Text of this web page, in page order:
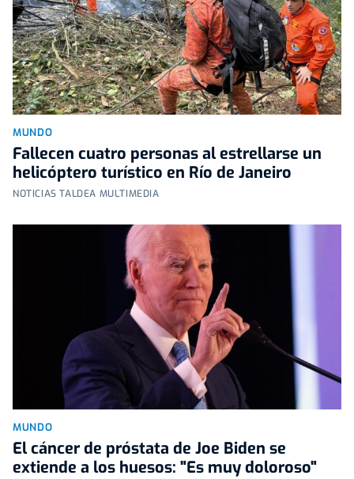
MUNDO
Fallecen cuatro personas al estrellarse un
helicóptero turístico en Río de Janeiro
NOTICIAS TALDEA MULTIMEDIA
MUNDO
El cáncer de próstata de Joe Biden se
extiende a los huesos: "Es muy doloroso"